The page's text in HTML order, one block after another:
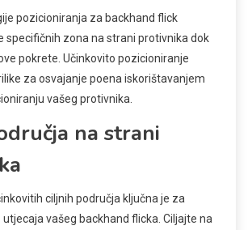
pozicioniranja za backhand flick
specifičnih zona na strani protivnika dok
pokrete. Učinkovito pozicioniranje
za osvajanje poena iskorištavanjem
vašeg protivnika.
na strani
ciljnih područja ključna je za
vašeg backhand flicka. Ciljajte na